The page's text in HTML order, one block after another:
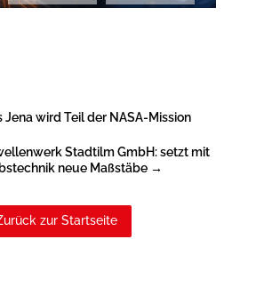
Jena wird Teil der NASA-Mission
Stadtilm GmbH: setzt mit
neue Maßstäbe→
zur Startseite